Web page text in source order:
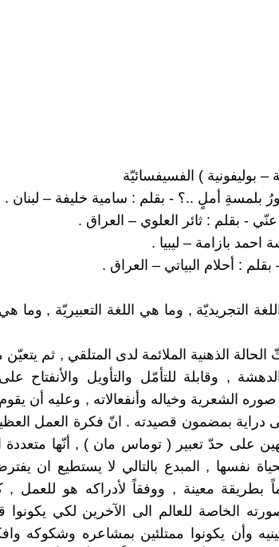
– بوليفونية ) الفسيفسائيّة
التجريديّة , وما هي اللغة التعبيريّة , وما
الذهنية الملائمة لدى المتلقي , ثم
, وقابلة للتأمّل والتأويل والأنفتاح
الشعرية وخياله وأنفعالاته , وعليه أن
دراية بمضمون قصيدته . انّ فكرة العمل
على حدّ تعبير ( توماس مان ) , أنّها متعددة
نفسها , المبدع بالتالي لا يستطيع ان
بطريقة معينة , ووفقاً لأدراكه هو للعمل ,
الخاصة للعالم الى الآخرين لكي يكونوا
وأن يكونوا ممتلئين بمشاعره وشكوكه